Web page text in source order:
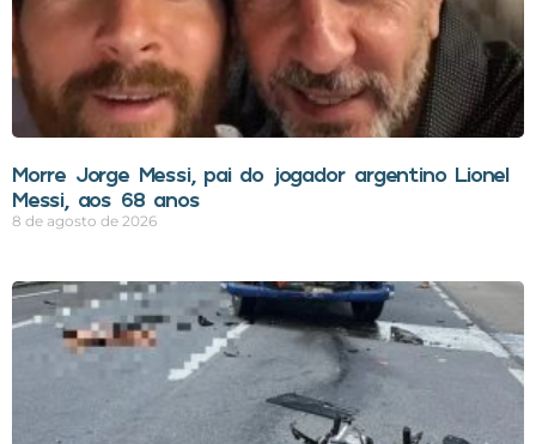
Morre Jorge Messi, pai do jogador argentino Lionel
Messi, aos 68 anos
8 de agosto de 2026